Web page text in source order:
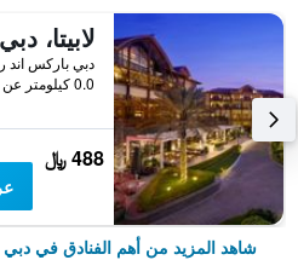
0.0 كيلومتر عن وسط المدينة
488 ﷼
شاهد المزيد من أهم الفنادق في دبي